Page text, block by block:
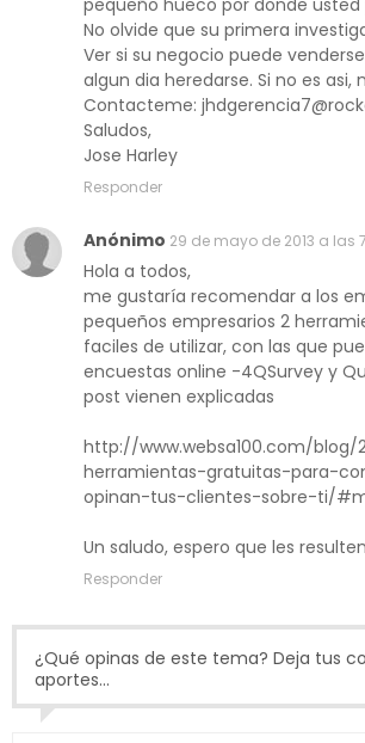
No olvide que su primera
Ver si su negocio puede
algun dia heredarse. Si no es asi,
Contacteme:
Saludos,
Jose Harley
Responder
Anónimo 29 de mayo de 2013 a las
Hola a todos,
me gustaría recomendar a los
pequeños empresarios 2
faciles de utilizar, con las que
encuestas online -4QSurvey y
post vienen explicadas
http://www.websa100.com/blog/
herramientas-gratuitas-para-
opinan-tus-clientes-sobre-ti/
Un saludo, espero que les
Responder
¿Qué opinas de este tema? Deja tus
aportes...